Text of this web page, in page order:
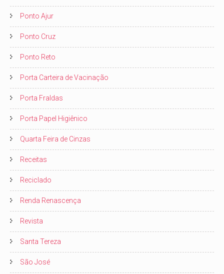
Ponto Ajur
Ponto Cruz
Ponto Reto
Porta Carteira de Vacinação
Porta Fraldas
Porta Papel Higiênico
Quarta Feira de Cinzas
Receitas
Reciclado
Renda Renascença
Revista
Santa Tereza
São José